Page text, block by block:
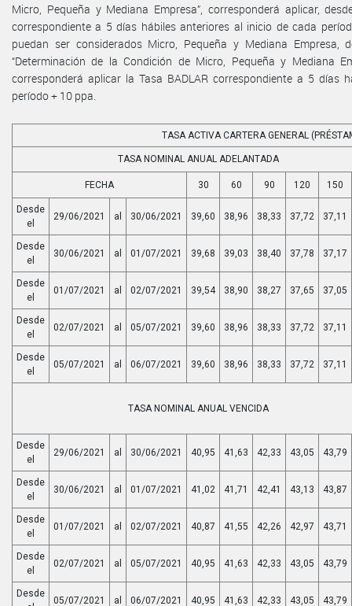
Micro, Pequeña y Mediana Empresa”, corresponderá aplicar,
correspondiente a 5 días hábiles anteriores al inicio de cada
puedan ser considerados Micro, Pequeña y Mediana
“Determinación de la Condición de Micro, Pequeña y Mediana
corresponderá aplicar la Tasa BADLAR correspondiente a 5 días
período + 10 ppa.
TASA ACTIVA CARTERA GENERAL
TASA NOMINAL ANUAL ADELANTADA
FECHA 30 60 90 120 150
Desde
el
29/06/2021 al 30/06/2021 39,60 38,96 38,33 37,72 37,11
Desde
el
30/06/2021 al 01/07/2021 39,68 39,03 38,40 37,78 37,17
Desde
el
01/07/2021 al 02/07/2021 39,54 38,90 38,27 37,65 37,05
Desde
el
02/07/2021 al 05/07/2021 39,60 38,96 38,33 37,72 37,11
Desde
el
05/07/2021 al 06/07/2021 39,60 38,96 38,33 37,72 37,11
TASA NOMINAL ANUAL VENCIDA
Desde
el
29/06/2021 al 30/06/2021 40,95 41,63 42,33 43,05 43,79
Desde
el
30/06/2021 al 01/07/2021 41,02 41,71 42,41 43,13 43,87
Desde
el
01/07/2021 al 02/07/2021 40,87 41,55 42,26 42,97 43,71
Desde
el
02/07/2021 al 05/07/2021 40,95 41,63 42,33 43,05 43,79
Desde
05/07/2021 al 06/07/2021 40,95 41,63 42,33 43,05 43,79